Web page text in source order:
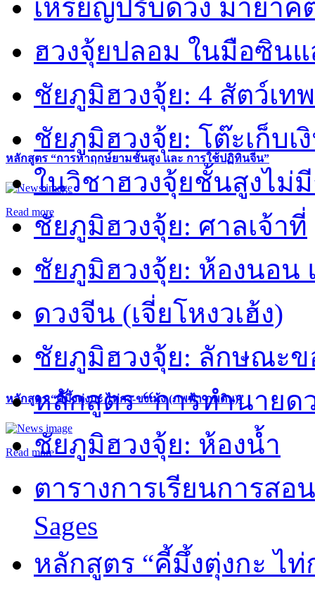
หลักสูตร “การหาฤกษ์ยามชั้นสูง และ การใช้ปฏิทินจีน”
Read more
หลักสูตร “คี้มึ้งตุ่งกะ ไท่กง-ขงเม้ง (ภพฟ้า ภพดิน)”
Read more
เหรียญปรับดวง มายา
ฮวงจุ้ยปลอม ในมือซิน
ชัยภูมิฮวงจุ้ย: 4 สัตว์เทพ
ชัยภูมิฮวงจุ้ย: โต๊ะเก็บเ
ในวิชาฮวงจุ้ยชั้นสูงไม่
ชัยภูมิฮวงจุ้ย: ศาลเจ้าที่
ชัยภูมิฮวงจุ้ย: ห้องนอน
ดวงจีน (เจี่ยโหงวเฮ้ง)
ชัยภูมิฮวงจุ้ย: ลักษณะ
หลักสูตร “การทำนายด
ชัยภูมิฮวงจุ้ย: ห้องน้ำ
ตารางการเรียนการส
Sages
หลักสูตร “คี้มึ้งตุ่งกะ ไ